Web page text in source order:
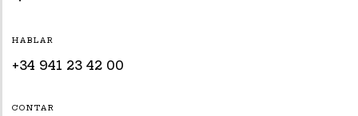
HABLAR
+34 941 23 42 00
CONTAR